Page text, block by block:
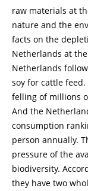
raw materials at
nature and the
facts on the
Netherlands at
Netherlands
soy for cattle
felling of millions
And the
consumption
person annually.
pressure of the
biodiversity.
they have two